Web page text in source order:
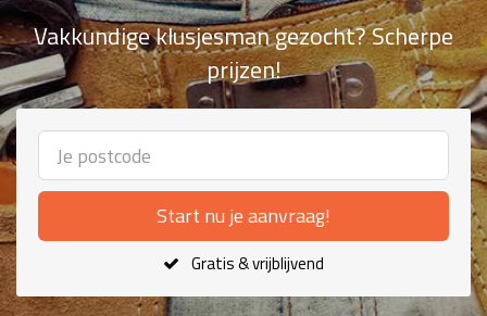
Vakkundige klusjesman gezocht? Scherpe
prijzen!
Start nu je aanvraag!
Gratis & vrijblijvend